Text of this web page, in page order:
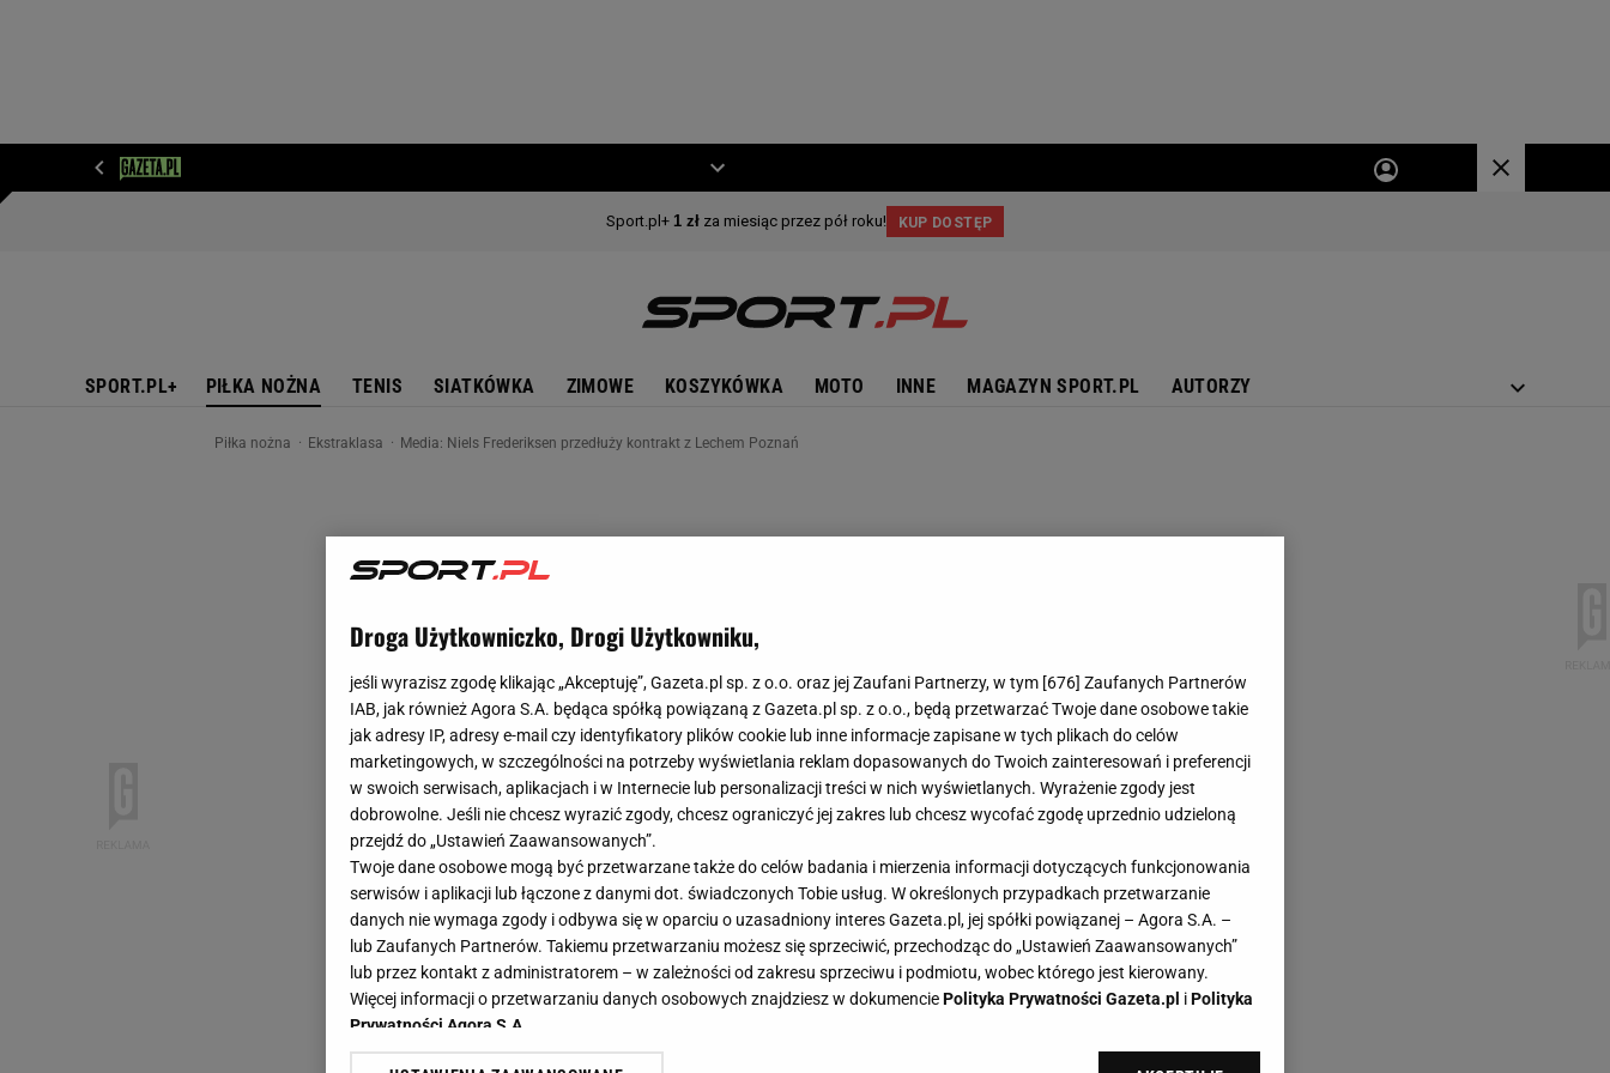
SPORT.PL+ PIŁKA NOŻNA TENIS SIATKÓWKA ZIMOWE KOSZYKÓWKA MOTO INNE MAGAZYN SPORT.PL AUTORZY
Piłka nożna Ekstraklasa Media: Niels Frederiksen przedłuży kontrakt z Lechem Poznań
Droga Użytkowniczko, Drogi Użytkowniku,
jeśli wyrazisz zgodę klikając „Akceptuję”, Gazeta.pl sp. z o.o. oraz jej Zaufani Partnerzy, w tym [676] Zaufanych Partnerów
IAB, jak również Agora S.A. będąca spółką powiązaną z Gazeta.pl sp. z o.o., będą przetwarzać Twoje dane osobowe takie
jak adresy IP, adresy e-mail czy identyfikatory plików cookie lub inne informacje zapisane w tych plikach do celów
marketingowych, w szczególności na potrzeby wyświetlania reklam dopasowanych do Twoich zainteresowań i preferencji
w swoich serwisach, aplikacjach i w Internecie lub personalizacji treści w nich wyświetlanych. Wyrażenie zgody jest
dobrowolne. Jeśli nie chcesz wyrazić zgody, chcesz ograniczyć jej zakres lub chcesz wycofać zgodę uprzednio udzieloną
przejdź do „Ustawień Zaawansowanych”.
Twoje dane osobowe mogą być przetwarzane także do celów badania i mierzenia informacji dotyczących funkcjonowania
serwisów i aplikacji lub łączone z danymi dot. świadczonych Tobie usług. W określonych przypadkach przetwarzanie
danych nie wymaga zgody i odbywa się w oparciu o uzasadniony interes Gazeta.pl, jej spółki powiązanej – Agora S.A. –
lub Zaufanych Partnerów. Takiemu przetwarzaniu możesz się sprzeciwić, przechodząc do „Ustawień Zaawansowanych”
lub przez kontakt z administratorem – w zależności od zakresu sprzeciwu i podmiotu, wobec którego jest kierowany.
Więcej informacji o przetwarzaniu danych osobowych znajdziesz w dokumenciePolityka Prywatności Gazeta.pl iPolityka
Prywatności Agora S.A.